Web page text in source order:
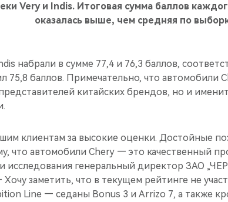
Very и Indis. Итоговая сумма баллов
оказалась выше, чем средняя по
набрали в сумме 77,4 и 76,3 баллов,
75,8 баллов. Примечательно, что автомобили
китайских брендов, но и
клиентам за высокие оценки. Достойные
что автомобили Chery — это качественный
исследования генеральный директор ЗАО
заметить, что в текущем рейтинге не
Line — седаны Bonus 3 и Arrizo 7, а также